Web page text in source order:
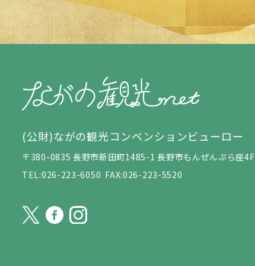
(公財)ながの観光コンベンションビューロー
〒380-0835 長野市新田町1485-1 長野市もんぜんぷら座4F
TEL:026-223-6050 FAX:026-223-5520